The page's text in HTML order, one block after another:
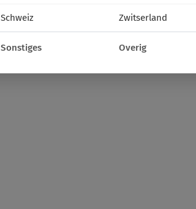
Schweiz Zwitserland
Sonstiges Overig